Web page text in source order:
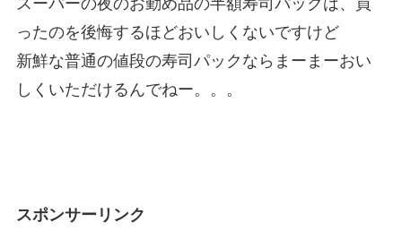
スーパーの夜のお勤め品の半額寿司パックは、買
ったのを後悔するほどおいしくないですけど
新鮮な普通の値段の寿司パックならまーまーおい
しくいただけるんでねー。。。
スポンサーリンク